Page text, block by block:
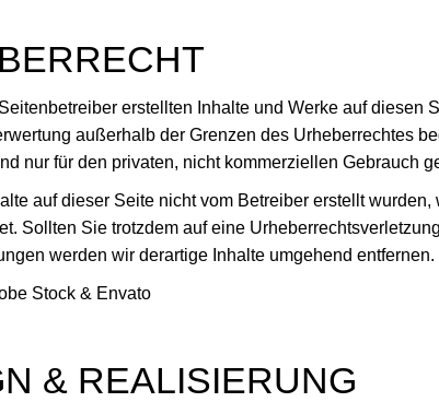
erstellten Inhalte und Werke auf
außerhalb der Grenzen des Urheberrechtes
nur für den privaten, nicht kommerziellen Gebrauch
auf dieser Seite nicht vom Betreiber erstellt
Sollten Sie trotzdem auf eine
werden wir derartige Inhalte umgehend entfernen.
Stock & Envato
& REALISIERUNG